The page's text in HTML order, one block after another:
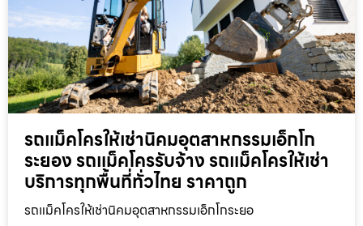
รถแม็คโครให้เช่านิคมอุตสาหกรรมเอ็กโก
ระยอง รถแม็คโครรับจ้าง รถแม็คโครให้เช่า
บริการทุกพื้นที่ทั่วไทย ราคาถูก
รถแม็คโครให้เช่านิคมอุตสาหกรรมเอ็กโกระยอ